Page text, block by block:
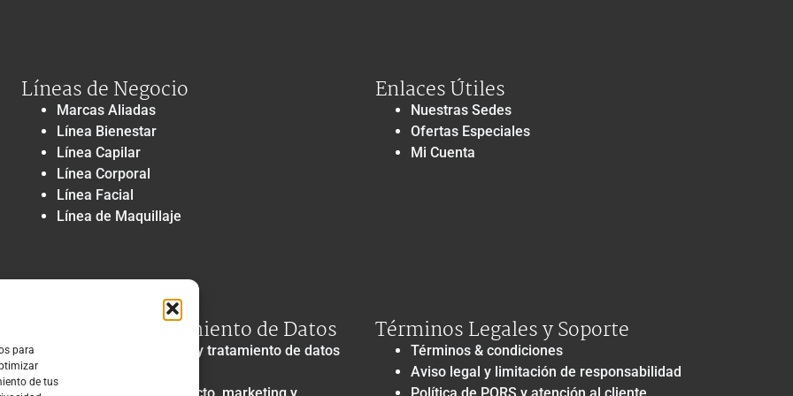
para
de tus
Líneas de Negocio
Marcas Aliadas
Línea Bienestar
Línea Capilar
Línea Corporal
Línea Facial
Línea de Maquillaje
Enlaces Útiles
Nuestras Sedes
Ofertas Especiales
Mi Cuenta
Privacidad y Tratamiento de Datos
Política de privacidad y tratamiento de datos
Términos Legales y Soporte
Términos & condiciones
Aviso legal y limitación de responsabilidad